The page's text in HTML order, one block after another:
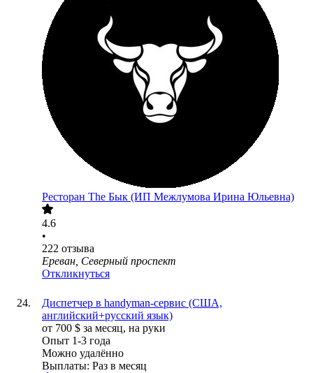
Ресторан The Бык (ИП Межлумова Ирина Юльевна)
4.6
•
222 отзыва
Ереван, Северный проспект
Откликнуться
Диспетчер в handyman-сервис (США,
английский+русский язык)
от 700 $ за месяц, на руки
Опыт 1-3 года
Можно удалённо
Выплаты: Раз в месяц